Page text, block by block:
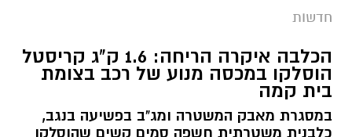
נעצרו. בפעילות נוספת באזור התעשייה ברהט,
נחשף עסק מחתרתי להמרת כספים שנוהל מתוך
רכב ובו עשרות אלפי שקלים ומטבע זר. ארבעה
חשודים נעצרו בסך הכל.
רותם שרון / 19:00 06.08.26
קרא עוד
אולי יעניין אותך גם